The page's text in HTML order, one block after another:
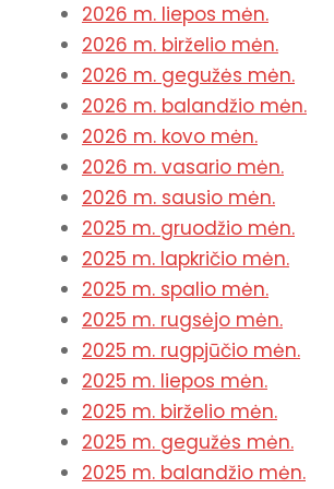
2026 m. liepos mėn.
2026 m. birželio mėn.
2026 m. gegužės mėn.
2026 m. balandžio mėn.
2026 m. kovo mėn.
2026 m. vasario mėn.
2026 m. sausio mėn.
2025 m. gruodžio mėn.
2025 m. lapkričio mėn.
2025 m. spalio mėn.
2025 m. rugsėjo mėn.
2025 m. rugpjūčio mėn.
2025 m. liepos mėn.
2025 m. birželio mėn.
2025 m. gegužės mėn.
2025 m. balandžio mėn.